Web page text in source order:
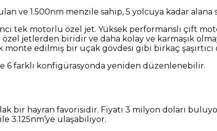
ve 1.500nm menzile sahip, 5 yolcuya kadar
tek motorlu özel jet. Yüksek performanslı çift
jetlerden biridir ve daha kolay ve karmaşık
edilmiş bir uçak gövdesi gibi birkaç
6 farklı konfigürasyonda yeniden düzenlenebilir.
bir hayran favorisidir. Fiyatı 3 milyon doları
3.125nm’ye ulaşabiliyor.